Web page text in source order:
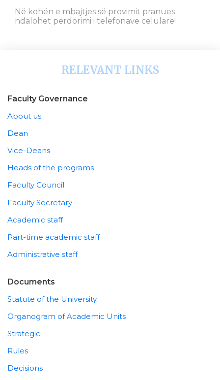
Në kohën e mbajtjes së provimit pranues
ndalohet përdorimi i telefonave celularë!
RELEVANT LINKS
Faculty Governance
About us
Dean
Vice-Deans
Heads of the programs
Faculty Council
Faculty Secretary
Academic staff
Part-time academic staff
Administrative staff
Documents
Statute of the University
Organogram of Academic Units
Strategic
Rules
Decisions